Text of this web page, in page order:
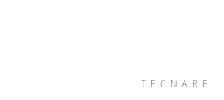
TECNARE